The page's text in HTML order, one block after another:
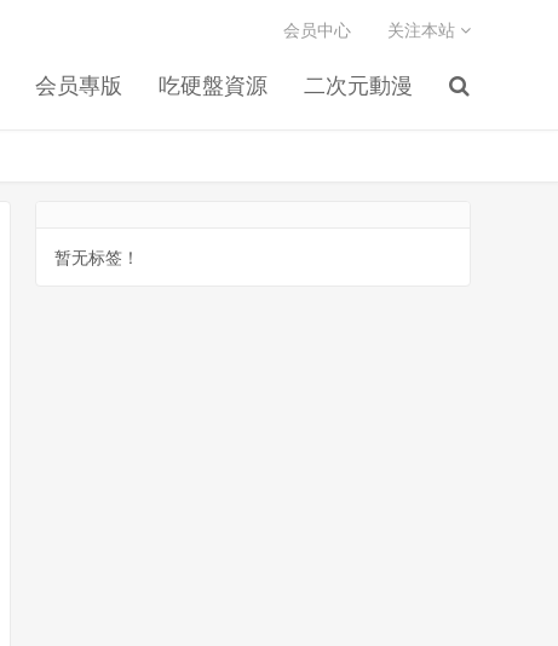
会员專版 吃硬盤資源 二次元動漫
会员中心 关注本站
暂无标签！